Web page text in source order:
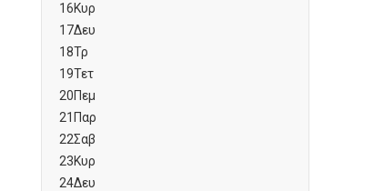
16Κυρ
17Δευ
18Τρ
19Τετ
20Πεμ
21 Παρ
22Σαβ
23Κυρ
24Δευ